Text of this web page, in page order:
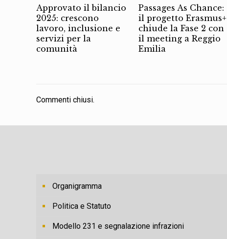
Approvato il bilancio
2025: crescono
lavoro, inclusione e
servizi per la
comunità
Passages As Chance:
il progetto Erasmus+
chiude la Fase 2 con
il meeting a Reggio
Emilia
Commenti chiusi.
Organigramma
Politica e Statuto
Modello 231 e segnalazione infrazioni